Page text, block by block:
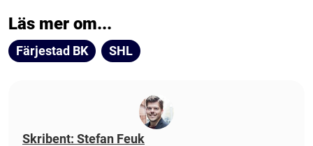
Läs mer om...
Färjestad BK SHL
Skribent: Stefan Feuk